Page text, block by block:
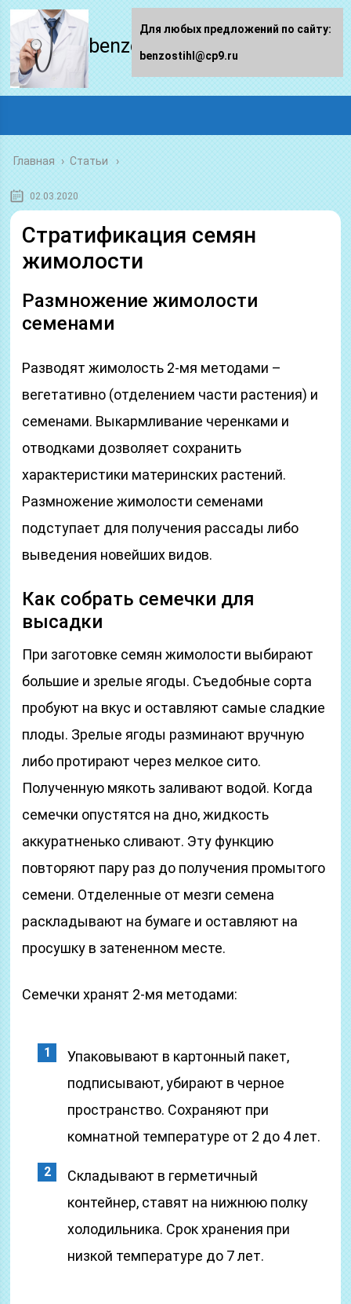
benzostihl.ru
Главная › Статьи
02.03.2020
Стратификация семян
жимолости
Размножение жимолости
семенами
Разводят жимолость 2-мя методами –
вегетативно (отделением части растения) и
семенами. Выкармливание черенками и
отводками дозволяет сохранить
характеристики материнских растений.
Размножение жимолости семенами
подступает для получения рассады либо
выведения новейших видов.
Как собрать семечки для
высадки
При заготовке семян жимолости выбирают
большие и зрелые ягоды. Съедобные сорта
пробуют на вкус и оставляют самые сладкие
плоды. Зрелые ягоды разминают вручную
либо протирают через мелкое сито.
Полученную мякоть заливают водой. Когда
семечки опустятся на дно, жидкость
аккуратненько сливают. Эту функцию
повторяют пару раз до получения промытого
семени. Отделенные от мезги семена
раскладывают на бумаге и оставляют на
просушку в затененном месте.
Семечки хранят 2-мя методами:
Упаковывают в картонный пакет,
подписывают, убирают в черное
пространство. Сохраняют при
комнатной температуре от 2 до 4 лет.
Складывают в герметичный
контейнер, ставят на нижнюю полку
холодильника. Срок хранения при
низкой температуре до 7 лет.
Для любых предложений по сайту:
benzostihl@cp9.ru